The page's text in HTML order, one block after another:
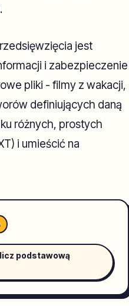
jest
i zabezpieczenie
pliki - filmy z wakacji,
definiujących daną
różnych, prostych
i umieścić na
podstawową